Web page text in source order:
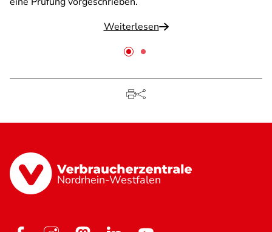
Weiterlesen
Nordrhein-Westfalen